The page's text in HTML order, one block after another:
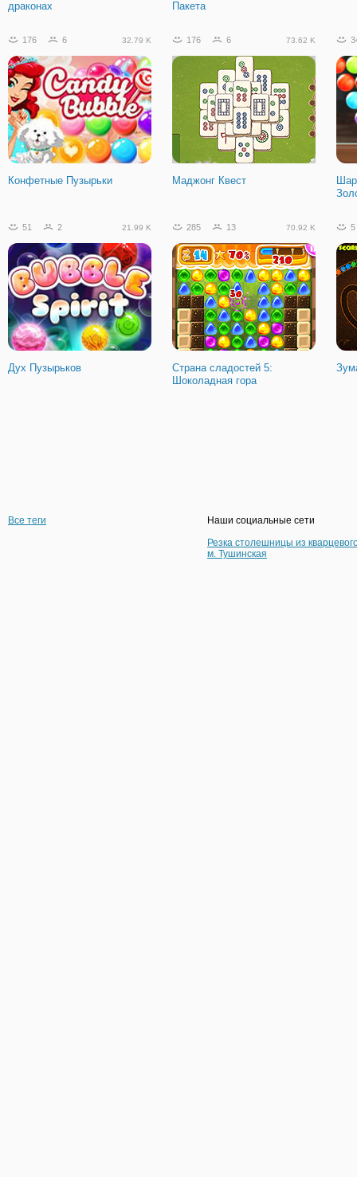
драконах
Пакета
176 6 32.79 K
Конфетные Пузырьки
176 6 73.62 K
Маджонг Квест
51 2 21.99 K
Дух Пузырьков
285 13 70.92 K
Страна сладостей 5:
Шоколадная гора
5
Все теги
Наши социальные сети
Резка столешницы из
м. Тушинская